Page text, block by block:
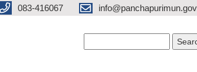
083-416067